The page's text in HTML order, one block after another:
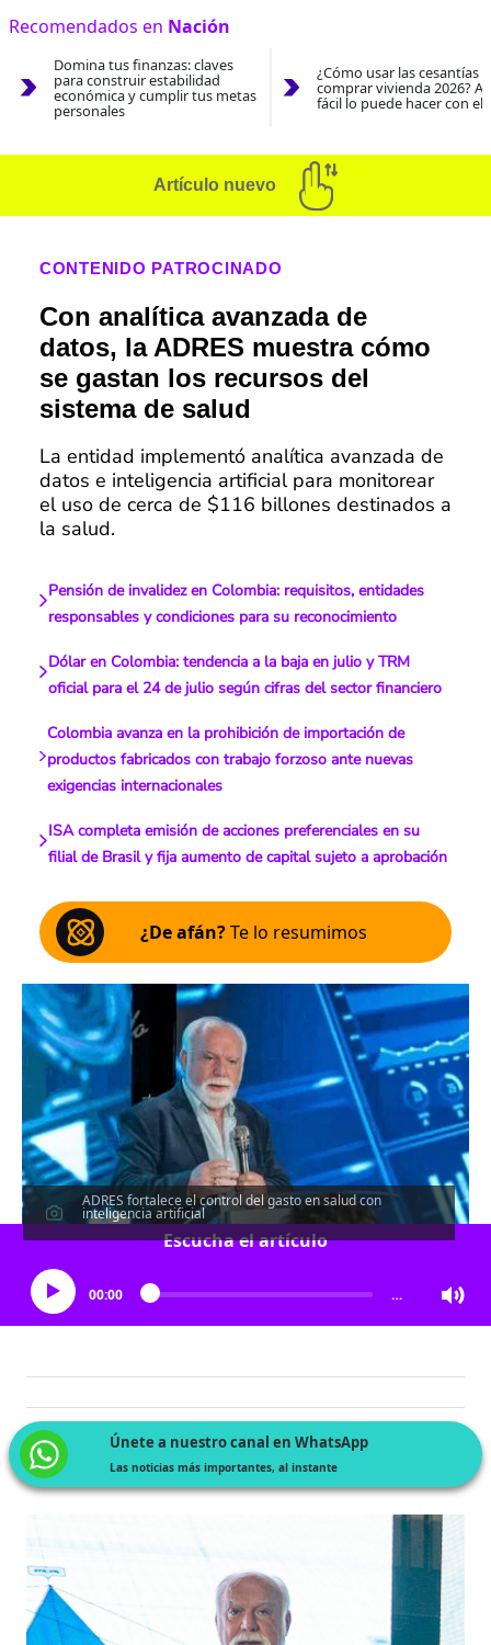
Recomendados en Nación
Domina tus finanzas: claves
para construir estabilidad
económica y cumplir tus metas
personales
¿Cómo usar las cesantías
comprar vivienda 2026?
fácil lo puede hacer con el
Artículo nuevo
CONTENIDO PATROCINADO
Con analítica avanzada de
datos, la ADRES muestra cómo
se gastan los recursos del
sistema de salud
La entidad implementó analítica avanzada de
datos e inteligencia artificial para monitorear
el uso de cerca de $116 billones destinados a
la salud.
Pensión de invalidez en Colombia: requisitos, entidades
responsables y condiciones para su reconocimiento
Dólar en Colombia: tendencia a la baja en julio y TRM
oficial para el 24 de julio según cifras del sector financiero
Colombia avanza en la prohibición de importación de
productos fabricados con trabajo forzoso ante nuevas
exigencias internacionales
ISA completa emisión de acciones preferenciales en su
filial de Brasil y fija aumento de capital sujeto a aprobación
¿De afán?Te lo resumimos
ADRES fortalece el control del gasto en salud con
inteligencia artificial
Escucha el artículo
00:00 …
Únete a nuestro canal en WhatsApp
Las noticias más importantes, al instante